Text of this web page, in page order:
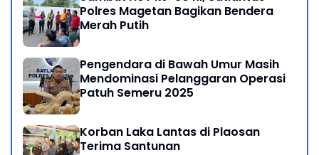
Polres Magetan Bagikan Bendera
Merah Putih
Pengendara di Bawah Umur Masih
Mendominasi Pelanggaran Operasi
Patuh Semeru 2025
Korban Laka Lantas di Plaosan
Terima Santunan